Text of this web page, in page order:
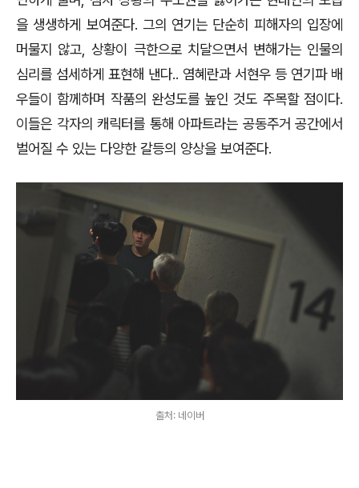
을 생생하게 보여준다. 그의 연기는 단순히 피해자의 입장에
머물지 않고 ,상황이 극한으로 치달으면서 변해가는 인물의
심리를 섬세하게 표현해 낸다.. 염혜란과 서현우 등 연기파 배
우들이 함께하며 작품의 완성도를 높인 것도 주목할 점이다.
이들은 각자의 캐릭터를 통해 아파트라는 공동주거 공간에서
벌어질 수 있는 다양한 갈등의 양상을 보여준다.
출처: 네이버